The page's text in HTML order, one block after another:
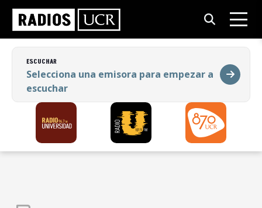
ESCUCHAR
Selecciona una emisora para empezar a
escuchar
ESCUCHAR
Selecciona una emisora para empezar a
escuchar